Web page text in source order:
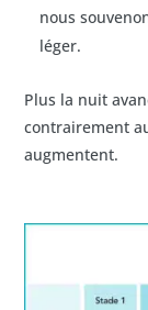
nous
léger.
Plus la nuit
contrairement
augmentent.